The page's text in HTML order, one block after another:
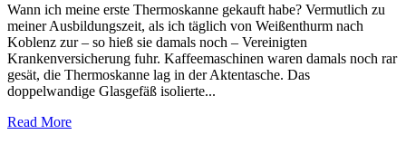
Wann ich meine erste Thermoskanne gekauft habe? Vermutlich zu
meiner Ausbildungszeit, als ich täglich von Weißenthurm nach
Koblenz zur – so hieß sie damals noch – Vereinigten
Krankenversicherung fuhr. Kaffeemaschinen waren damals noch rar
gesät, die Thermoskanne lag in der Aktentasche. Das
doppelwandige Glasgefäß isolierte...
Read More